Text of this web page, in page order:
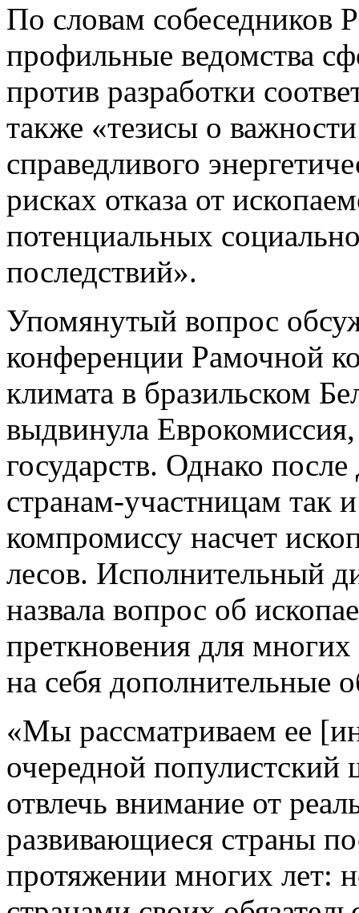
По словам собеседников
профильные ведомства
против разработки
также «тезисы о
справедливого
рисках отказа от
потенциальных
последствий».
Упомянутый вопрос
конференции Рамочной
климата в бразильском
выдвинула
государств. Однако
странам-участницам так
компромиссу насчет
лесов. Исполнительный
назвала вопрос об
преткновения для многих
на себя дополнительные
«Мы рассматриваем ее
очередной популистский
отвлечь внимание от
развивающиеся страны
протяжении многих лет: